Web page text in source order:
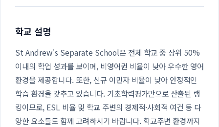
학교 설명
St Andrew's Separate School은 전체 학교 중 상위 50%
이내의 학업 성과를 보이며, 비영어권 비율이 낮아 우수한 영어
환경을 제공합니다. 또한, 신규 이민자 비율이 낮아 안정적인
학습 환경을 갖추고 있습니다. 기초학력평가만으로 산출된 랭
킹이므로, ESL 비율 및 학교 주변의 경제적·사회적 여건 등 다
양한 요소들도 함께 고려하시기 바랍니다. 학교주변 환경까지